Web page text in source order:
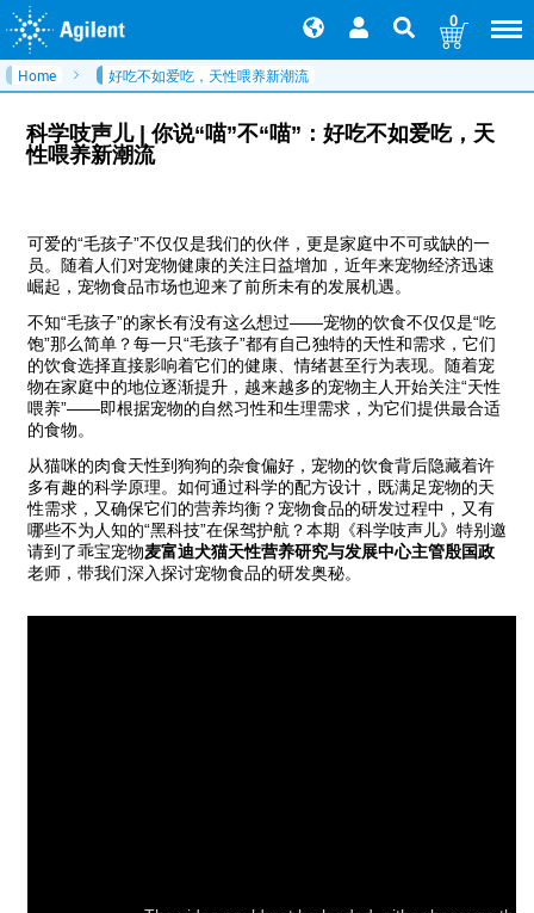
0
Home 好吃不如爱吃，天性喂养新潮流
科学吱声儿 | 你说“喵”不“喵”：好吃不如爱吃，天
性喂养新潮流